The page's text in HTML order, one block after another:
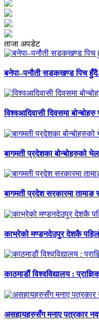
ताजा अपडेट
बनेपा–पनौती सडकखण्ड पिच
विश्वआदिवासी दिवसमा बोन्बोहरु
बागमती प्रदेशका बोन्बोहरुको
बागमती प्रदेश सरकारमा तामाङ
काभ्रेको मण्डनदेउपुर देशकै
काठमाडौं विश्वविद्यालय :
असहायहरुसँग मनाए पत्रकार